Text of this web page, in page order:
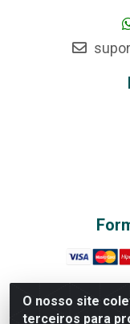
O nosso site
terceiros para
Rede Brasil -